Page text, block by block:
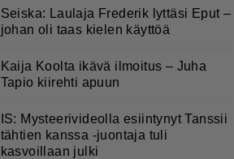
Seiska: Laulaja Frederik lyttäsi Eput –
johan oli taas kielen käyttöä
Kaija Koolta ikävä ilmoitus – Juha
Tapio kiirehti apuun
IS: Mysteerivideolla esiintynyt Tanssii
tähtien kanssa -juontaja tuli
kasvoillaan julki